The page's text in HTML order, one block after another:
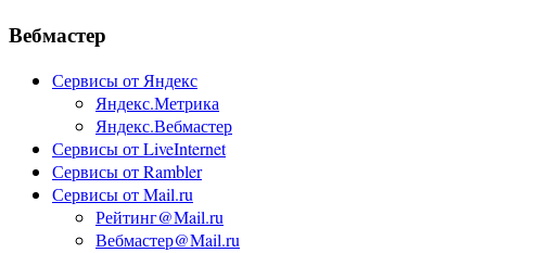
Вебмастер
Сервисы от Яндекс
Яндекс.Метрика
Яндекс.Вебмастер
Сервисы от LiveInternet
Сервисы от Rambler
Сервисы от Mail.ru
Рейтинг@Mail.ru
Вебмастер@Mail.ru